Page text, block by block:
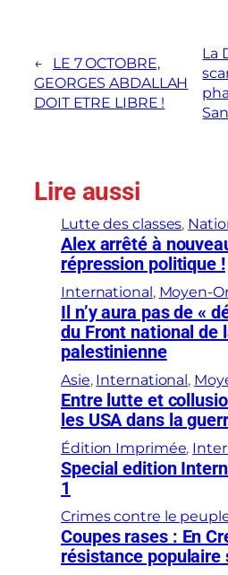
←
LE 7 OCTOBRE,
GEORGES ABDALLAH
DOIT ETRE LIBRE !
La
Lire aussi
Lutte des classes,
Alex arrêté à
répression politique !
International , Moyen-
Il n’y aura pas de «
du Front national de
palestinienne
Asie, International ,
Entre lutte et
les USA dans la
Édition Imprimée,
Special edition
1
Crimes contre le
Coupes rases : En
résistance populaire